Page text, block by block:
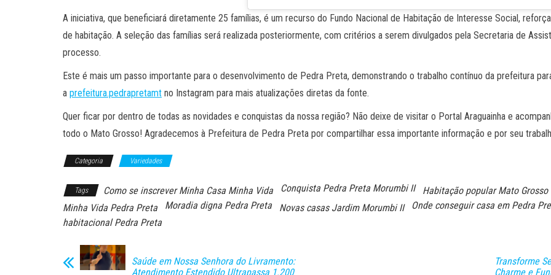
A iniciativa, que beneficiará diretamente 25 famílias, é um recurso do Fundo Nacional de Habitação de Interesse Social,
de habitação. A seleção das famílias será realizada posteriormente, com critérios a serem divulgados pela Secretaria de
processo.
Este é mais um passo importante para o desenvolvimento de Pedra Preta, demonstrando o trabalho contínuo da prefeitura
a prefeitura.pedrapretamt no Instagram para mais atualizações diretas da fonte.
Quer ficar por dentro de todas as novidades e conquistas da nossa região? Não deixe de visitar o Portal Araguainha e
todo o Mato Grosso! Agradecemos à Prefeitura de Pedra Preta por compartilhar essa importante informação e por seu
Categoria Variedades
Tags Como se inscrever Minha Casa Minha Vida Conquista Pedra Preta Morumbi II
Habitação popular Mato Grosso
Minha Vida Pedra Preta
Moradia digna Pedra Preta Novas casas Jardim Morumbi II
Onde conseguir casa em Pedra
habitacional Pedra Preta
Saúde em Nossa Senhora do Livramento:
Atendimento Estendido Ultrapassa 1.200
Transforme
Charme e